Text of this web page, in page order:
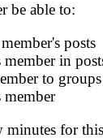
be able to:
posts
in
to groups
member
minutes for